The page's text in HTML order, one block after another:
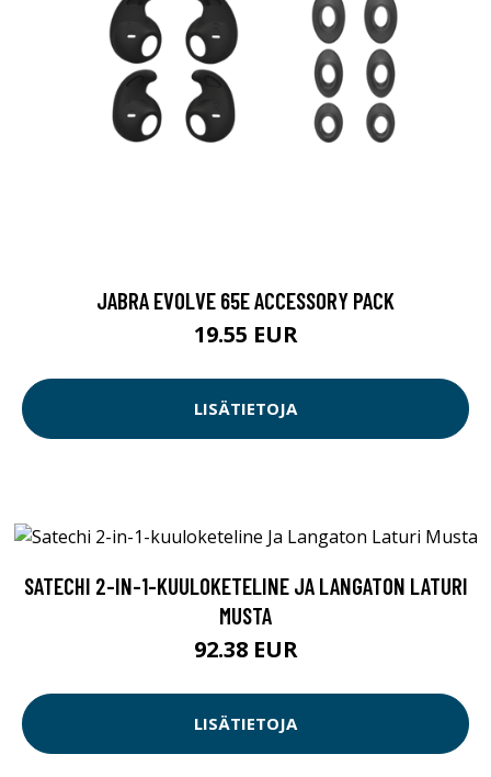
JABRA EVOLVE 65E ACCESSORY PACK
19.55 EUR
LISÄTIETOJA
SATECHI 2-IN-1-KUULOKETELINE JA LANGATON LATURI
MUSTA
92.38 EUR
LISÄTIETOJA